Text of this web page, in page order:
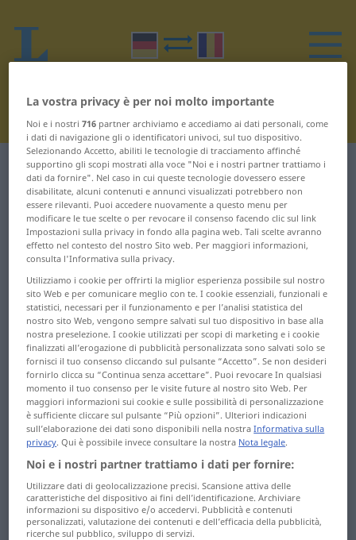
Dizionario Tedesco-Rumeno M
Parole in tedesco che iniziano
con M
M ... Magen
Magen-Darm-Infektion
... Mailserver
Mais ... managen
Manager ... Maracuja
Marathon ... Marokko
Marone ...
Massenmedien
massenweise ...
Matterhorn
Mikrofon ...
Millionenstadt
Milz ... Minuspunkt
Minuszeichen ... Mistel
mit ... mitreden
mitschreiben ...
Mittelohrentzündung
Mittelpunkt ...
Modellbau
Modem ... Mohn
La vostra privacy è per noi molto importante
Noi e i nostri716 partner archiviamo e accediamo ai dati personali, come
i dati di navigazione gli o identificatori univoci, sul tuo dispositivo.
Selezionando Accetto, abiliti le tecnologie di tracciamento affinché
supportino gli scopi mostrati alla voce "Noi e i nostri partner trattiamo i
dati da fornire". Nel caso in cui queste tecnologie dovessero essere
disabilitate, alcuni contenuti e annunci visualizzati potrebbero non
essere rilevanti. Puoi accedere nuovamente a questo menu per
modificare le tue scelte o per revocare il consenso facendo clic sul link
Impostazioni sulla privacy in fondo alla pagina web. Tali scelte avranno
effetto nel contesto del nostro Sito web. Per maggiori informazioni,
consulta l'Informativa sulla privacy.
Utilizziamo i cookie per offrirti la miglior esperienza possibile sul nostro
sito Web e per comunicare meglio con te. I cookie essenziali, funzionali e
statistici, necessari per il funzionamento e per l’analisi statistica del
nostro sito Web, vengono sempre salvati sul tuo dispositivo in base alla
nostra preselezione. I cookie utilizzati per scopi di marketing e i cookie
finalizzati all’erogazione di pubblicità personalizzata sono salvati solo se
fornisci il tuo consenso cliccando sul pulsante “Accetto”. Se non desideri
fornirlo clicca su “Continua senza accettare”. Puoi revocare In qualsiasi
momento il tuo consenso per le visite future al nostro sito Web. Per
maggiori informazioni sui cookie e sulle possibilità di personalizzazione
è sufficiente cliccare sul pulsante “Più opzioni”. Ulteriori indicazioni
sull’elaborazione dei dati sono disponibili nella nostraInformativa sulla
privacy. Qui è possibile invece consultare la nostra Nota legale.
Noi e i nostri partner trattiamo i dati per fornire:
Utilizzare dati di geolocalizzazione precisi. Scansione attiva delle
caratteristiche del dispositivo ai fini dell’identificazione. Archiviare
informazioni su dispositivo e/o accedervi. Pubblicità e contenuti
personalizzati, valutazione dei contenuti e dell’efficacia della pubblicità,
ricerche sul pubblico, sviluppo di servizi.